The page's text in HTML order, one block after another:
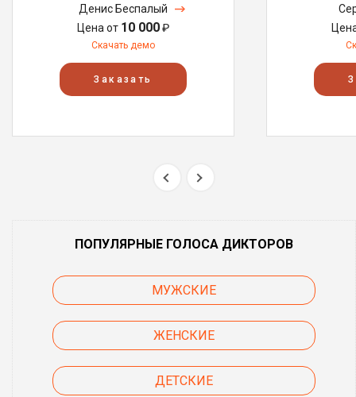
Денис Беспалый
Цена от 10 000₽
Скачать демо
Заказать
ПОПУЛЯРНЫЕ ГОЛОСА ДИКТОРОВ
МУЖСКИЕ
ЖЕНСКИЕ
ДЕТСКИЕ